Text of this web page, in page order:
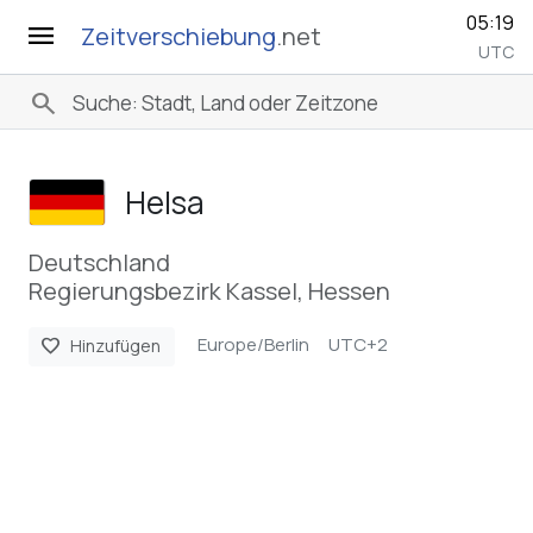
menu Zeitverschiebung.net 05:19
UTC
search
Helsa
Deutschland
Regierungsbezirk Kassel, Hessen
favorite Hinzufügen Europe/Berlin UTC+2